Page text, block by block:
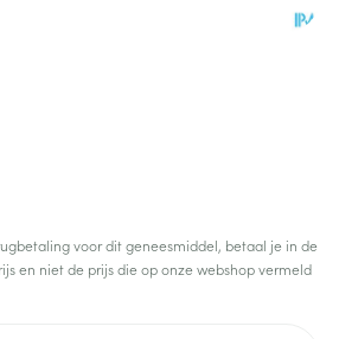
voor dit geneesmiddel, betaal je in de
en niet de prijs die op onze webshop vermeld